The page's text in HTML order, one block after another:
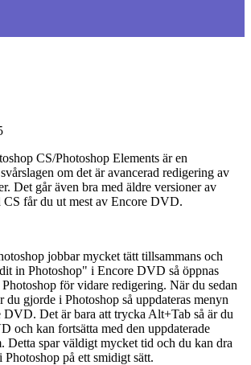
CS/Photoshop Elements är en
om det är avancerad redigering av
Det går även bra med äldre versioner av
CS får du ut mest av Encore DVD.
jobbar mycket tätt tillsammans och
in Photoshop" i Encore DVD så öppnas
för vidare redigering. När du sedan
du gjorde i Photoshop så uppdateras menyn
DVD. Det är bara att trycka Alt+Tab så är du
och kan fortsätta med den uppdaterade
Detta spar väldigt mycket tid och du kan dra
på ett smidigt sätt.